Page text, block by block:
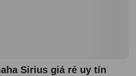
Sirius giá rẻ uy tín